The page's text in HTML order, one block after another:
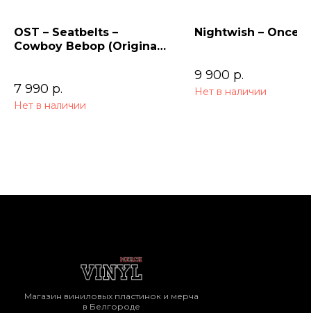
OST – Seatbelts –
Cowboy Bebop (Original
7 990 р.
Нет в наличии
Nightwish – Once
9 900 р.
Нет в наличии
Магазин виниловых пластинок и мерча
в Белгороде